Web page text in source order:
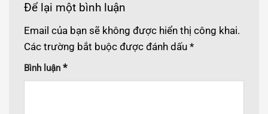
Để lại một bình luận
Email của bạn sẽ không được hiển thị công khai.
Các trường bắt buộc được đánh dấu *
Bình luận *